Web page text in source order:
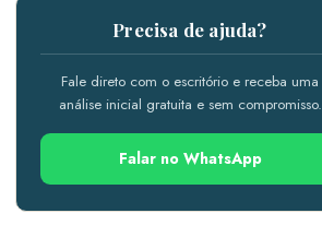
Precisa de ajuda?
Fale direto com o escritório e receba uma
análise inicial gratuita e sem compromisso.
Falar no WhatsApp